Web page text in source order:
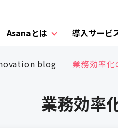
Asanaとは 導入サービ
blog 業務効率
業務効率